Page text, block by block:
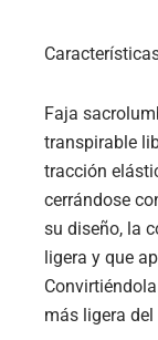
Faja
transpirable
tracción
cerrándose
su diseño, la
ligera y que
más ligera del